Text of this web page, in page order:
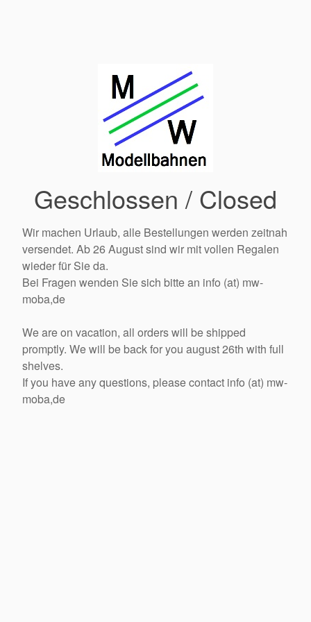
Geschlossen / Closed
Wir machen Urlaub, alle Bestellungen werden zeitnah
versendet. Ab 26 August sind wir mit vollen Regalen
wieder für Sie da.
Bei Fragen wenden Sie sich bitte an info (at) mw-
moba,de
We are on vacation, all orders will be shipped
promptly. We will be back for you august 26th with full
shelves.
If you have any questions, please contact info (at) mw-
moba,de